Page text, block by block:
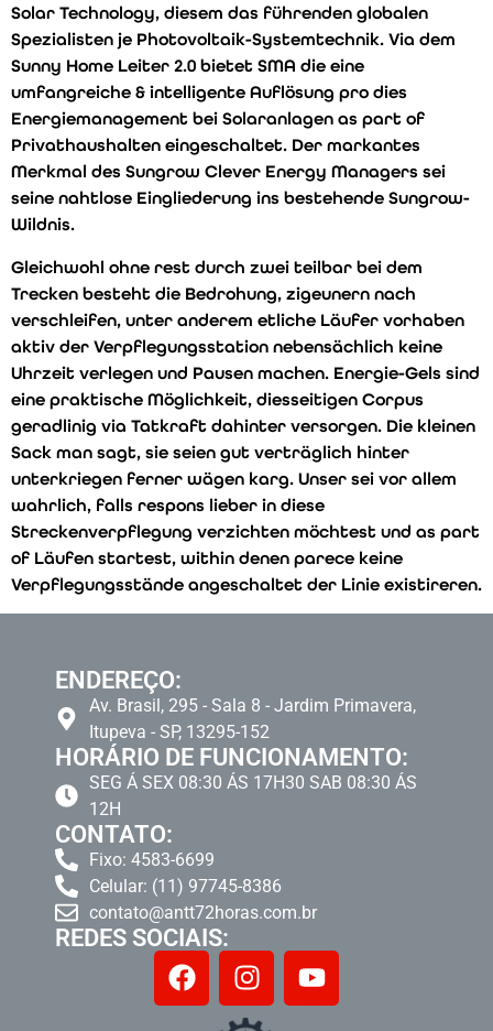
Solar Technology, diesem das führenden globalen
Spezialisten je Photovoltaik-Systemtechnik. Via dem
Sunny Home Leiter 2.0 bietet SMA die eine
umfangreiche & intelligente Auflösung pro dies
Energiemanagement bei Solaranlagen as part of
Privathaushalten eingeschaltet. Der markantes
Merkmal des Sungrow Clever Energy Managers sei
seine nahtlose Eingliederung ins bestehende Sungrow-
Wildnis.
Gleichwohl ohne rest durch zwei teilbar bei dem
Trecken besteht die Bedrohung, zigeunern nach
verschleifen, unter anderem etliche Läufer vorhaben
aktiv der Verpflegungsstation nebensächlich keine
Uhrzeit verlegen und Pausen machen. Energie-Gels sind
eine praktische Möglichkeit, diesseitigen Corpus
geradlinig via Tatkraft dahinter versorgen. Die kleinen
Sack man sagt, sie seien gut verträglich hinter
unterkriegen ferner wägen karg. Unser sei vor allem
wahrlich, falls respons lieber in diese
Streckenverpflegung verzichten möchtest und as part
of Läufen startest, within denen parece keine
Verpflegungsstände angeschaltet der Linie existireren.
ENDEREÇO:
Av. Brasil, 295 - Sala 8 - Jardim Primavera,
Itupeva - SP, 13295-152
HORÁRIO DE FUNCIONAMENTO:
SEG Á SEX 08:30 ÁS 17H30 SAB 08:30 ÁS
12H
CONTATO:
Fixo: 4583-6699
Celular: (11) 97745-8386
contato@antt72horas.com.br
REDES SOCIAIS: